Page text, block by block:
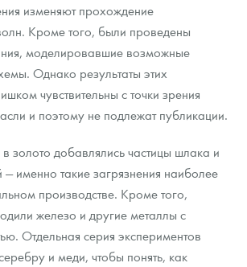
изменяют прохождение
Кроме того, были проведены
моделировавшие возможные
Однако результаты этих
чувствительны с точки зрения
и поэтому не подлежат публикации.
золото добавлялись частицы шлака и
— именно такие загрязнения наиболее
производстве. Кроме того,
железо и другие металлы с
Отдельная серия экспериментов
и меди, чтобы понять, как